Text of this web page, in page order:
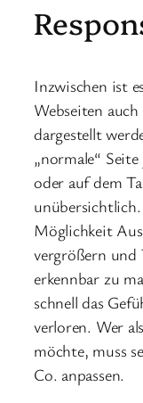
Inzwischen ist
Webseiten
dargestellt
„normale“
oder auf dem
Möglichkeit
vergrößern und
erkennbar zu
schnell das
verloren. Wer
möchte, muss
Co. anpassen.